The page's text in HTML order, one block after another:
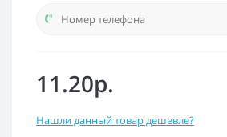
11.20р.
Нашли данный товар дешевле?